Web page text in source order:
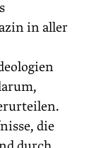
in aller
die